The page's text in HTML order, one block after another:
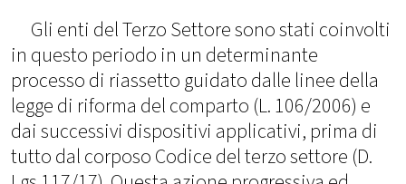
Gli enti del Terzo Settore sono stati coinvolti
in questo periodo in un determinante
processo di riassetto guidato dalle linee della
legge di riforma del comparto (L. 106/2006) e
dai successivi dispositivi applicativi, prima di
tutto dal corposo Codice del terzo settore (D.